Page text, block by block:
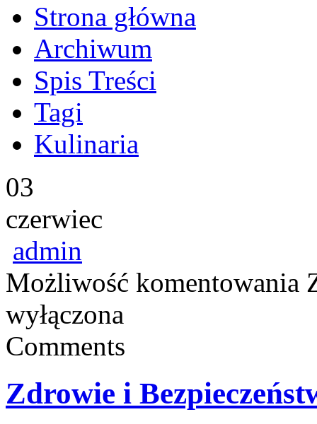
Strona główna
Archiwum
Spis Treści
Tagi
Kulinaria
03
czerwiec
admin
Możliwość komentowania
wyłączona
Comments
Zdrowie i